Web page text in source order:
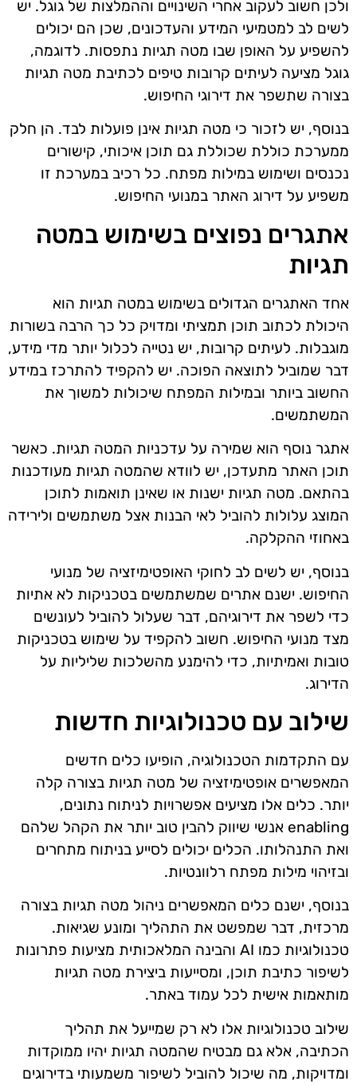
ולכן חשוב לעקוב אחרי השינויים וההמלצות של גוגל. יש
לשים לב למטמיעי המידע והעדכונים, שכן הם יכולים
להשפיע על האופן שבו מטה תגיות נתפסות. לדוגמה,
גוגל מציעה לעיתים קרובות טיפים לכתיבת מטה תגיות
בצורה שתשפר את דירוגי החיפוש.
בנוסף, יש לזכור כי מטה תגיות אינן פועלות לבד. הן חלק
ממערכת כוללת שכוללת גם תוכן איכותי, קישורים
נכנסים ושימוש במילות מפתח. כל רכיב במערכת זו
משפיע על דירוג האתר במנועי החיפוש.
אתגרים נפוצים בשימוש במטה
תגיות
אחד האתגרים הגדולים בשימוש במטה תגיות הוא
היכולת לכתוב תוכן תמציתי ומדויק כל כך הרבה בשורות
מוגבלות. לעיתים קרובות, יש נטייה לכלול יותר מדי מידע,
דבר שמוביל לתוצאה הפוכה. יש להקפיד להתרכז במידע
החשוב ביותר ובמילות המפתח שיכולות למשוך את
המשתמשים.
אתגר נוסף הוא שמירה על עדכניות המטה תגיות. כאשר
תוכן האתר מתעדכן, יש לוודא שהמטה תגיות מעודכנות
בהתאם. מטה תגיות ישנות או שאינן תואמות לתוכן
המוצג עלולות להוביל לאי הבנות אצל משתמשים ולירידה
באחוזי ההקלקה.
בנוסף, יש לשים לב לחוקי האופטימיזציה של מנועי
החיפוש. ישנם אתרים שמשתמשים בטכניקות לא אתיות
כדי לשפר את דירוגיהם, דבר שעלול להוביל לעונשים
מצד מנועי החיפוש. חשוב להקפיד על שימוש בטכניקות
טובות ואמיתיות, כדי להימנע מהשלכות שליליות על
הדירוג.
שילוב עם טכנולוגיות חדשות
עם התקדמות הטכנולוגיה, הופיעו כלים חדשים
המאפשרים אופטימיזציה של מטה תגיות בצורה קלה
יותר. כלים אלו מציעים אפשרויות לניתוח נתונים,
enabling אנשי שיווק להבין טוב יותר את הקהל שלהם
ואת התנהלותו. הכלים יכולים לסייע בניתוח מתחרים
ובזיהוי מילות מפתח רלוונטיות.
בנוסף, ישנם כלים המאפשרים ניהול מטה תגיות בצורה
מרכזית, דבר שמפשט את התהליך ומונע שגיאות.
טכנולוגיות כמו AI והבינה המלאכותית מציעות פתרונות
לשיפור כתיבת תוכן, ומסייעות ביצירת מטה תגיות
מותאמות אישית לכל עמוד באתר.
שילוב טכנולוגיות אלו לא רק שמייעל את תהליך
הכתיבה, אלא גם מבטיח שהמטה תגיות יהיו ממוקדות
ומדויקות, מה שיכול להוביל לשיפור משמעותי בדירוגים